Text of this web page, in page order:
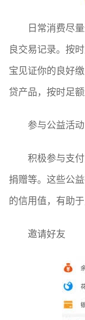
日常消费尽
良交易记录。按
宝见证你的良好
贷产品，按时足
参与公益活动
积极参与支
捐赠等。这些公
的信用值，有助于
邀请好友